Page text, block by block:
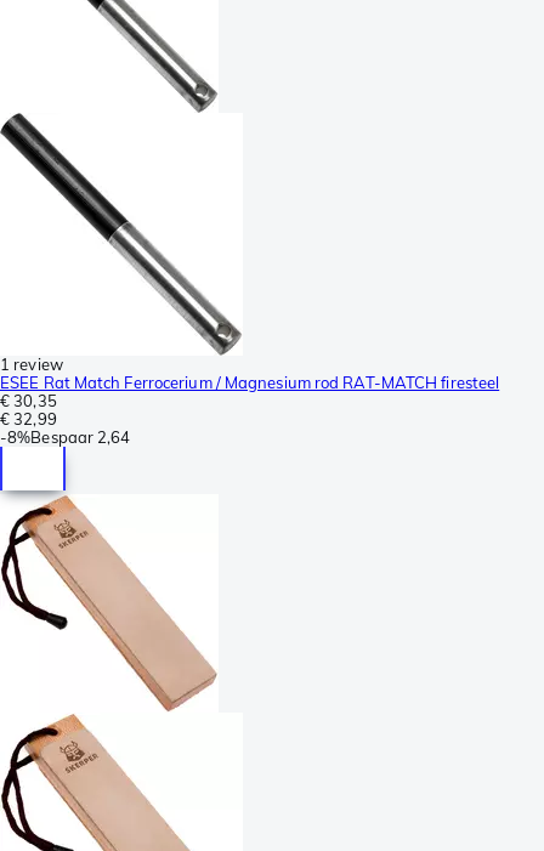
1 review
ESEE Rat Match Ferrocerium / Magnesium rod RAT-MATCH firesteel
€ 30,35
€ 32,99
-8%Bespaar 2,64